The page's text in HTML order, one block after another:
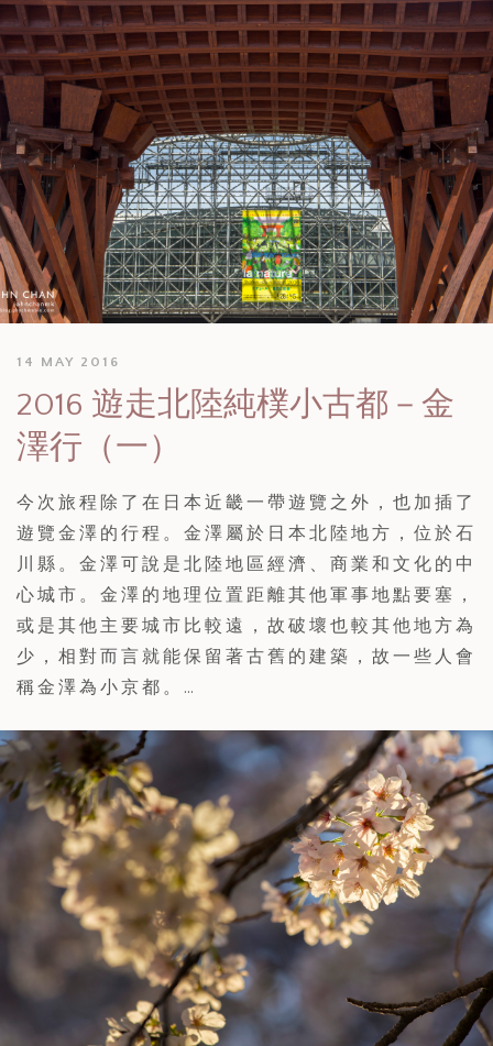
14 MAY 2016
2016 遊走北陸純樸小古都－金
澤行（一）
今次旅程除了在日本近畿一帶遊覽之外，也加插了
遊覽金澤的行程。金澤屬於日本北陸地方，位於石
川縣。金澤可說是北陸地區經濟、商業和文化的中
心城市。金澤的地理位置距離其他軍事地點要塞，
或是其他主要城市比較遠，故破壞也較其他地方為
少，相對而言就能保留著古舊的建築，故一些人會
稱金澤為小京都。…